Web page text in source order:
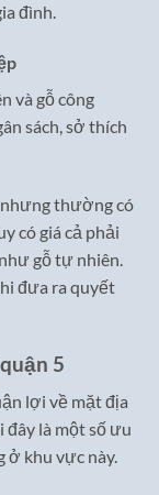
đình.
và gỗ công
sách, sở thích
thường có
có giá cả phải
gỗ tự nhiên.
đưa ra quyết
5
lợi về mặt địa
đây là một số ưu
ở khu vực này.